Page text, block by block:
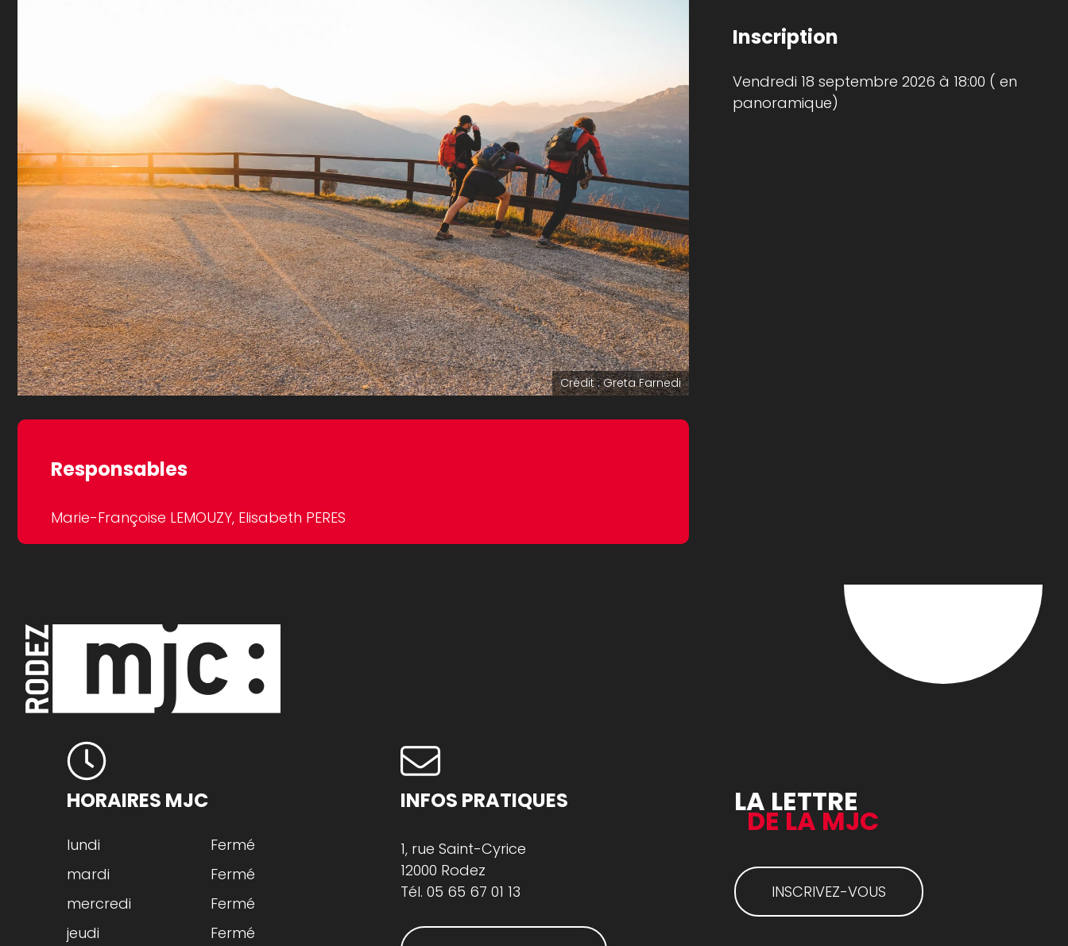
Crédit : Greta Farnedi
Responsables
Marie-Françoise LEMOUZY, Elisabeth PERES
Inscription
Vendredi 18 septembre 2026 à 18:00 ( en
panoramique)
HORAIRES MJC
lundi
mardi
mercredi
jeudi
Fermé
Fermé
Fermé
Fermé
INFOS PRATIQUES
1, rue Saint-Cyrice
12000 Rodez
Tél.05 65 67 01 13
LA LETTRE
DE LA MJC
INSCRIVEZ-VOUS